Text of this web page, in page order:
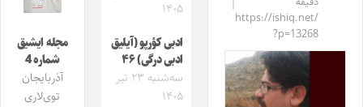
https://ishiq.net/
?p=13268
۱۴۰۵
ادبی کؤرپو (آیلیق
ادبی درگی) ۴۶
سه‌شنبه ۲۳ تیر
۱۴۰۵
مجله ایشیق
شماره 4
آذربایجان
توی‌لاری